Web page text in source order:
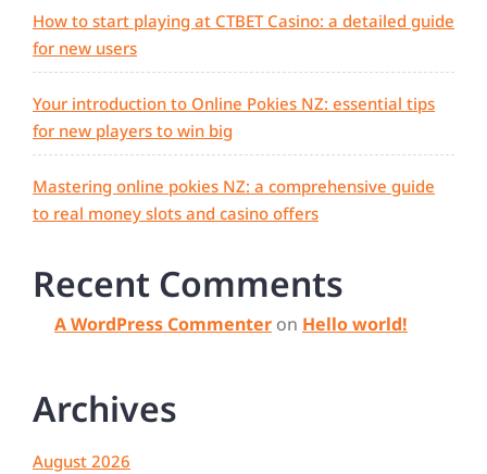
How to start playing at CTBET Casino: a detailed guide
for new users
Your introduction to Online Pokies NZ: essential tips
for new players to win big
Mastering online pokies NZ: a comprehensive guide
to real money slots and casino offers
Recent Comments
A WordPress Commenter on Hello world!
Archives
August 2026